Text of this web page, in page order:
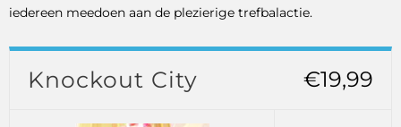
iedereen meedoen aan de plezierige trefbalactie.
Knockout City €19,99